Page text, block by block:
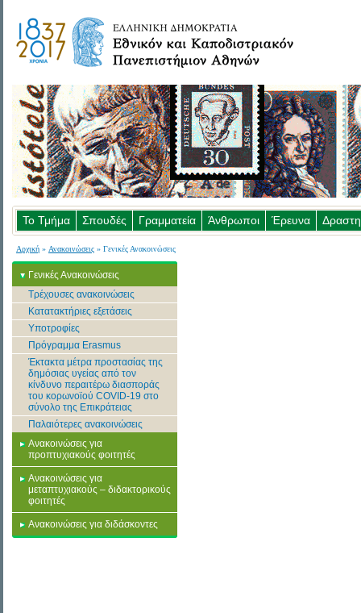
Το Τμήμα Σπουδές Γραμματεία Άνθρωποι Έρευνα
Αρχική » Ανακοινώσεις » Γενικές Ανακοινώσεις
Γενικές Ανακοινώσεις
Τρέχουσες ανακοινώσεις
Κατατακτήριες εξετάσεις
Υποτροφίες
Πρόγραμμα Erasmus
Έκτακτα μέτρα προστασίας της
δημόσιας υγείας από τον
κίνδυνο περαιτέρω διασποράς
του κορωνοϊού COVID-19 στο
σύνολο της Επικράτειας
Παλαιότερες ανακοινώσεις
Ανακοινώσεις για
προπτυχιακούς φοιτητές
Ανακοινώσεις για
μεταπτυχιακούς – διδακτορικούς
φοιτητές
Ανακοινώσεις για διδάσκοντες